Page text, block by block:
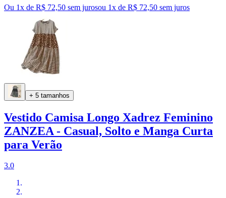
Ou 1x de R$ 72,50 sem jurosou 1x de R$ 72,50 sem juros
+ 5 tamanhos
Vestido Camisa Longo Xadrez Feminino
ZANZEA - Casual, Solto e Manga Curta
para Verão
3.0